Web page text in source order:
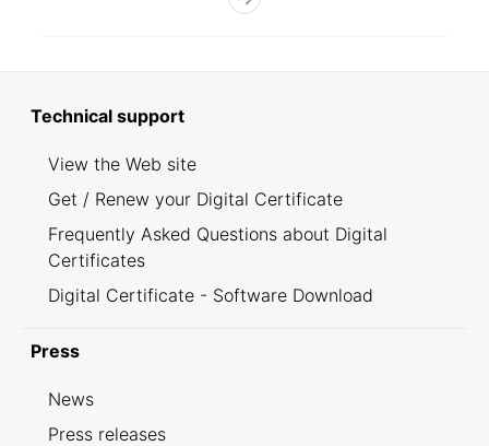
Technical support
View the Web site
Get / Renew your Digital Certificate
Frequently Asked Questions about Digital
Certificates
Digital Certificate - Software Download
Press
News
Press releases